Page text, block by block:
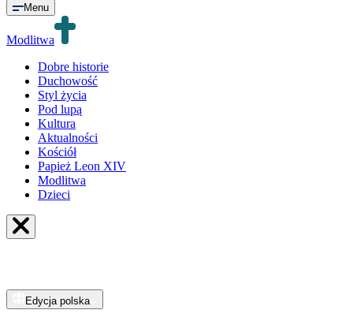
Menu
Modlitwa
Dobre historie
Duchowość
Styl życia
Pod lupą
Kultura
Aktualności
Kościół
Papież Leon XIV
Modlitwa
Dzieci
Edycja polska